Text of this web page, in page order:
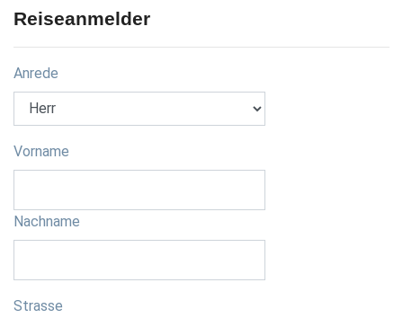
Reiseanmelder
Anrede
Vorname
Nachname
Strasse